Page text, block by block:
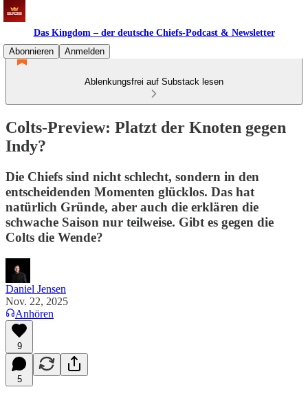
Das Kingdom – der deutsche Chiefs-Podcast & Newsletter
Abonnieren
Anmelden
Ablenkungsfrei auf Substack lesen
Colts-Preview: Platzt der Knoten gegen
Indy?
Die Chiefs sind nicht schlecht, sondern in den
entscheidenden Momenten glücklos. Das hat
natürlich Gründe, aber auch die erklären die
schwache Saison nur teilweise. Gibt es gegen die
Colts die Wende?
Daniel Jensen
Nov. 22, 2025
Anhören
9
5